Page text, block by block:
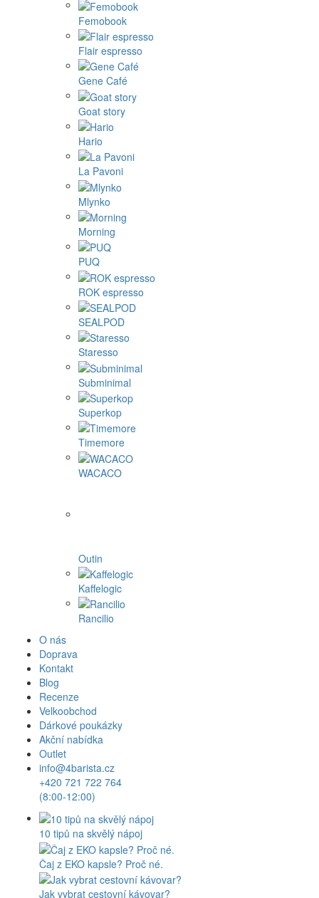
Femobook
Flair espresso
Gene Café
Goat story
Hario
La Pavoni
Mlynko
Morning
PUQ
ROK espresso
SEALPOD
Staresso
Subminimal
Superkop
Timemore
WACACO
Outin
Kaffelogic
Rancilio
O nás
Doprava
Kontakt
Blog
Recenze
Velkoobchod
Dárkové poukázky
Akční nabídka
Outlet
info@4barista.cz
+420 721 722 764
(8:00-12:00)
10 tipů na skvělý nápoj
Čaj z EKO kapsle? Proč né.
Jak vybrat cestovní kávovar?